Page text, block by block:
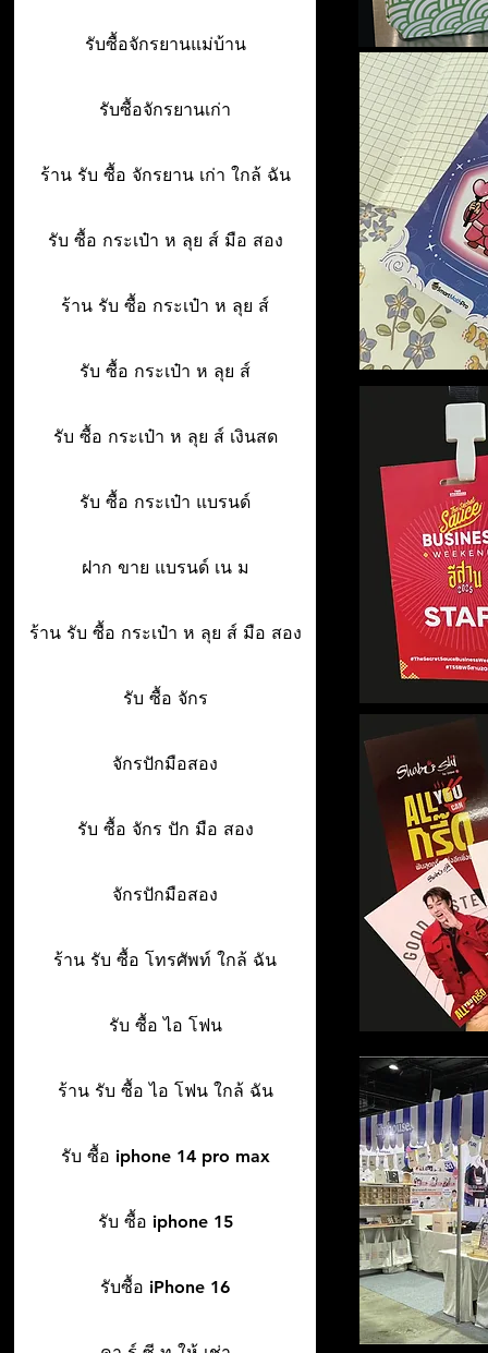
รับซื้อจักรยานแม่บ้าน
รับซื้อจักรยานเก่า
ร้าน รับ ซื้อ จักรยาน เก่า ใกล้ ฉัน
รับ ซื้อ กระเป๋า ห ลุย ส์ มือ สอง
ร้าน รับ ซื้อ กระเป๋า ห ลุย ส์
รับ ซื้อ กระเป๋า ห ลุย ส์
รับ ซื้อ กระเป๋า ห ลุย ส์ เงินสด
รับ ซื้อ กระเป๋า แบรนด์
ฝาก ขาย แบรนด์ เน ม
ร้าน รับ ซื้อ กระเป๋า ห ลุย ส์ มือ สอง
รับ ซื้อ จักร
จักรปักมือสอง
รับ ซื้อ จักร ปัก มือ สอง
จักรปักมือสอง
ร้าน รับ ซื้อ โทรศัพท์ ใกล้ ฉัน
รับ ซื้อ ไอ โฟน
ร้าน รับ ซื้อ ไอ โฟน ใกล้ ฉัน
รับ ซื้อ iphone 14 pro max
รับ ซื้อ iphone 15
รับซื้อ iPhone 16